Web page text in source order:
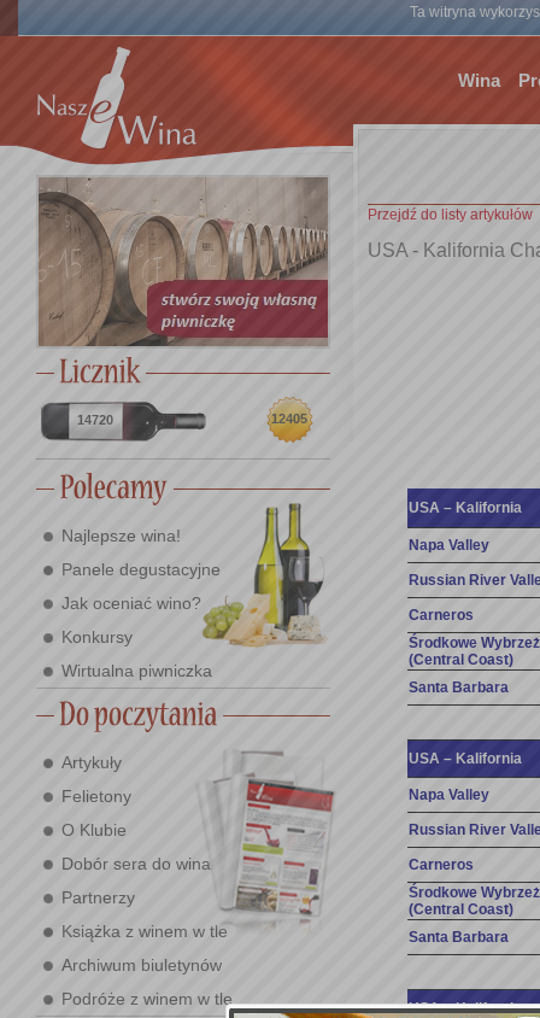
Ta witryna
Wina
14720 12405
Najlepsze wina!
Panele degustacyjne
Jak oceniać wino?
Konkursy
Wirtualna piwniczka
Artykuły
Felietony
O Klubie
Dobór sera do wina
Partnerzy
Książka z winem w tle
Archiwum biuletynów
Podróże z winem w tle
Przejdź do listy artykułów
USA - Kalifornia
USA – Kalifornia
Napa Valley
Russian River
Carneros
Środkowe
(Central Coast)
Santa Barbara
USA – Kalifornia
Napa Valley
Russian River
Carneros
Środkowe
(Central Coast)
Santa Barbara
USA – Kalifornia